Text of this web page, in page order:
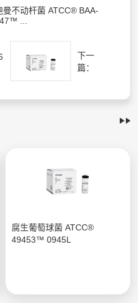
曼不动杆菌 ATCC® BAA-
...
下一
篇：
腐生葡萄球菌 ATCC®
49453™ 0945L